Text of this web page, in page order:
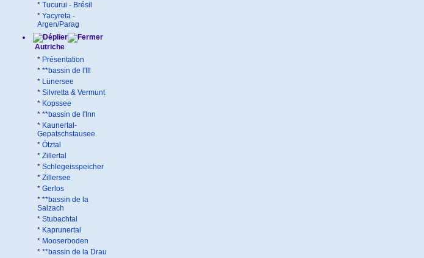
* Tucurui - Brésil
* Yacyreta -
Argen/Parag
Autriche
* Présentation
* **bassin de l'Ill
* Lünersee
* Silvretta & Vermunt
* Kopssee
* **bassin de l'Inn
* Kaunertal-
Gepatschstausee
* Ötztal
* Zillertal
* Schlegeisspeicher
* Zillersee
* Gerlos
* **bassin de la
Salzach
* Stubachtal
* Kaprunertal
* Mooserboden
* **bassin de la Drau